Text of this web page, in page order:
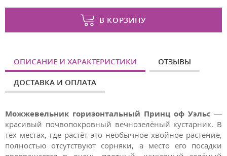
В КОРЗИНУ
ОПИСАНИЕ И ХАРАКТЕРИСТИКИ ОТЗЫВЫ
ДОСТАВКА И ОПЛАТА
Можжевельник горизонтальный Принц оф Уэльс —
красивый почвопокровный вечнозелёный кустарник. В
тех местах, где растёт это необычное хвойное растение,
полностью отсутствуют сорняки, а место его посадки